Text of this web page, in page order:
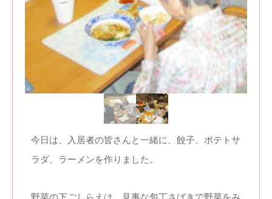
今日は、入居者の皆さんと一緒に、餃子、ポテトサ
ラダ、ラーメンを作りました。
野菜の下ごしらえは、見事な包丁さばきで野菜をみ